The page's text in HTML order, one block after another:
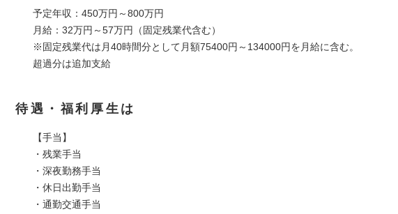
予定年収：450万円～800万円
月給：32万円～57万円（固定残業代含む）
※固定残業代は月40時間分として月額75400円～134000円を月給に含む。
超過分は追加支給
待遇・福利厚生は
【手当】
・残業手当
・深夜勤務手当
・休日出勤手当
・通勤交通手当